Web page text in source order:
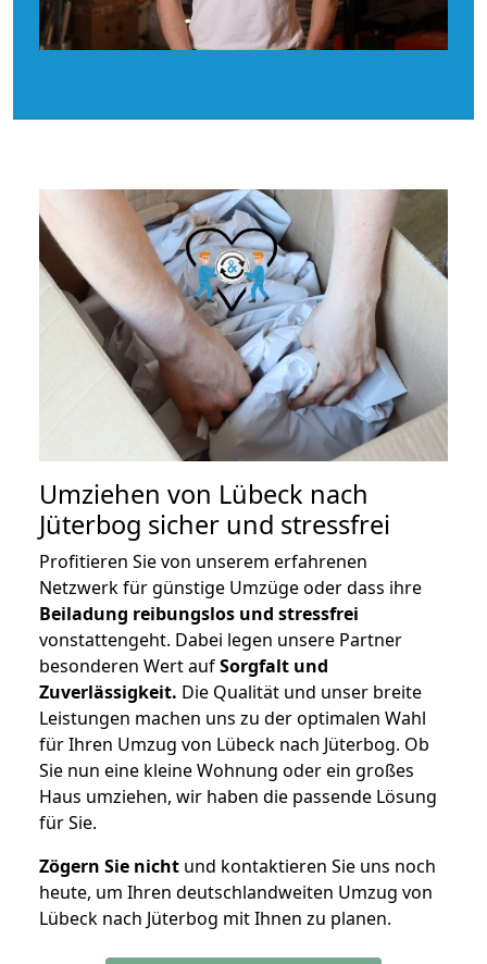
Umziehen von Lübeck nach
Jüterbog sicher und stressfrei
Profitieren Sie von unserem erfahrenen
Netzwerk für günstige Umzüge oder dass ihre
Beiladung reibungslos und stressfrei
vonstattengeht. Dabei legen unsere Partner
besonderen Wert aufSorgfalt und
Zuverlässigkeit. Die Qualität und unser breite
Leistungen machen uns zu der optimalen Wahl
für Ihren Umzug von Lübeck nach Jüterbog. Ob
Sie nun eine kleine Wohnung oder ein großes
Haus umziehen, wir haben die passende Lösung
für Sie.
Zögern Sie nicht und kontaktieren Sie uns noch
heute, um Ihren deutschlandweiten Umzug von
Lübeck nach Jüterbog mit Ihnen zu planen.